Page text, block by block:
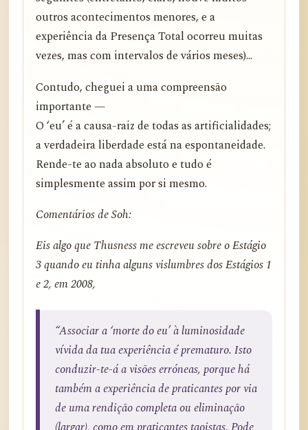
outros acontecimentos menores, e a
experiência da Presença Total ocorreu muitas
vezes, mas com intervalos de vários meses)...
Contudo, cheguei a uma compreensão
importante —
O ‘eu’ é a causa-raiz de todas as artificialidades;
a verdadeira liberdade está na espontaneidade.
Rende-te ao nada absoluto e tudo é
simplesmente assim por si mesmo.
Comentários de Soh:
Eis algo que Thusness me escreveu sobre o Estágio
3 quando eu tinha alguns vislumbres dos Estágios 1
e 2, em 2008,
“Associar a ‘morte do eu’ à luminosidade
vívida da tua experiência é prematuro. Isto
conduzir-te-á a visões erróneas, porque há
também a experiência de praticantes por via
de uma rendição completa ou eliminação